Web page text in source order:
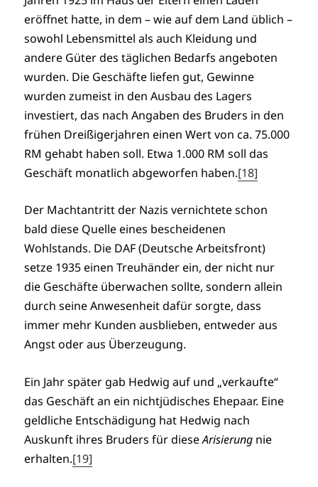
eröffnet hatte, in dem – wie auf dem Land üblich –
sowohl Lebensmittel als auch Kleidung und
andere Güter des täglichen Bedarfs angeboten
wurden. Die Geschäfte liefen gut, Gewinne
wurden zumeist in den Ausbau des Lagers
investiert, das nach Angaben des Bruders in den
frühen Dreißigerjahren einen Wert von ca. 75.000
RM gehabt haben soll. Etwa 1.000 RM soll das
Geschäft monatlich abgeworfen haben.[18]
Der Machtantritt der Nazis vernichtete schon
bald diese Quelle eines bescheidenen
Wohlstands. Die DAF (Deutsche Arbeitsfront)
setze 1935 einen Treuhänder ein, der nicht nur
die Geschäfte überwachen sollte, sondern allein
durch seine Anwesenheit dafür sorgte, dass
immer mehr Kunden ausblieben, entweder aus
Angst oder aus Überzeugung.
Ein Jahr später gab Hedwig auf und „verkaufte“
das Geschäft an ein nichtjüdisches Ehepaar. Eine
geldliche Entschädigung hat Hedwig nach
Auskunft ihres Bruders für dieseArisierung nie
erhalten.[19]